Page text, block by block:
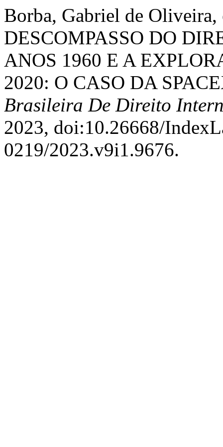
Borba, Gabriel de
DESCOMPASSO DO
ANOS 1960 E A
2020: O CASO DA
Brasileira De Direito
2023, doi:10.26668/
0219/2023.v9i1.9676.